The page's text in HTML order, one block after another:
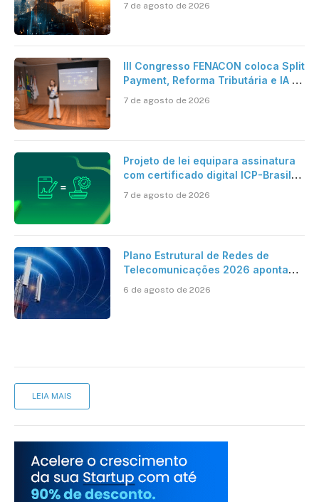
verdadeira era da inteligência
7 de agosto de 2026
III Congresso FENACON coloca Split
Payment, Reforma Tributária e IA no
7 de agosto de 2026
Projeto de lei equipara assinatura
com certificado digital ICP-Brasil
cartório
7 de agosto de 2026
Plano Estrutural de Redes de
Telecomunicações 2026 aponta
mantém desafio
6 de agosto de 2026
LEIA MAIS